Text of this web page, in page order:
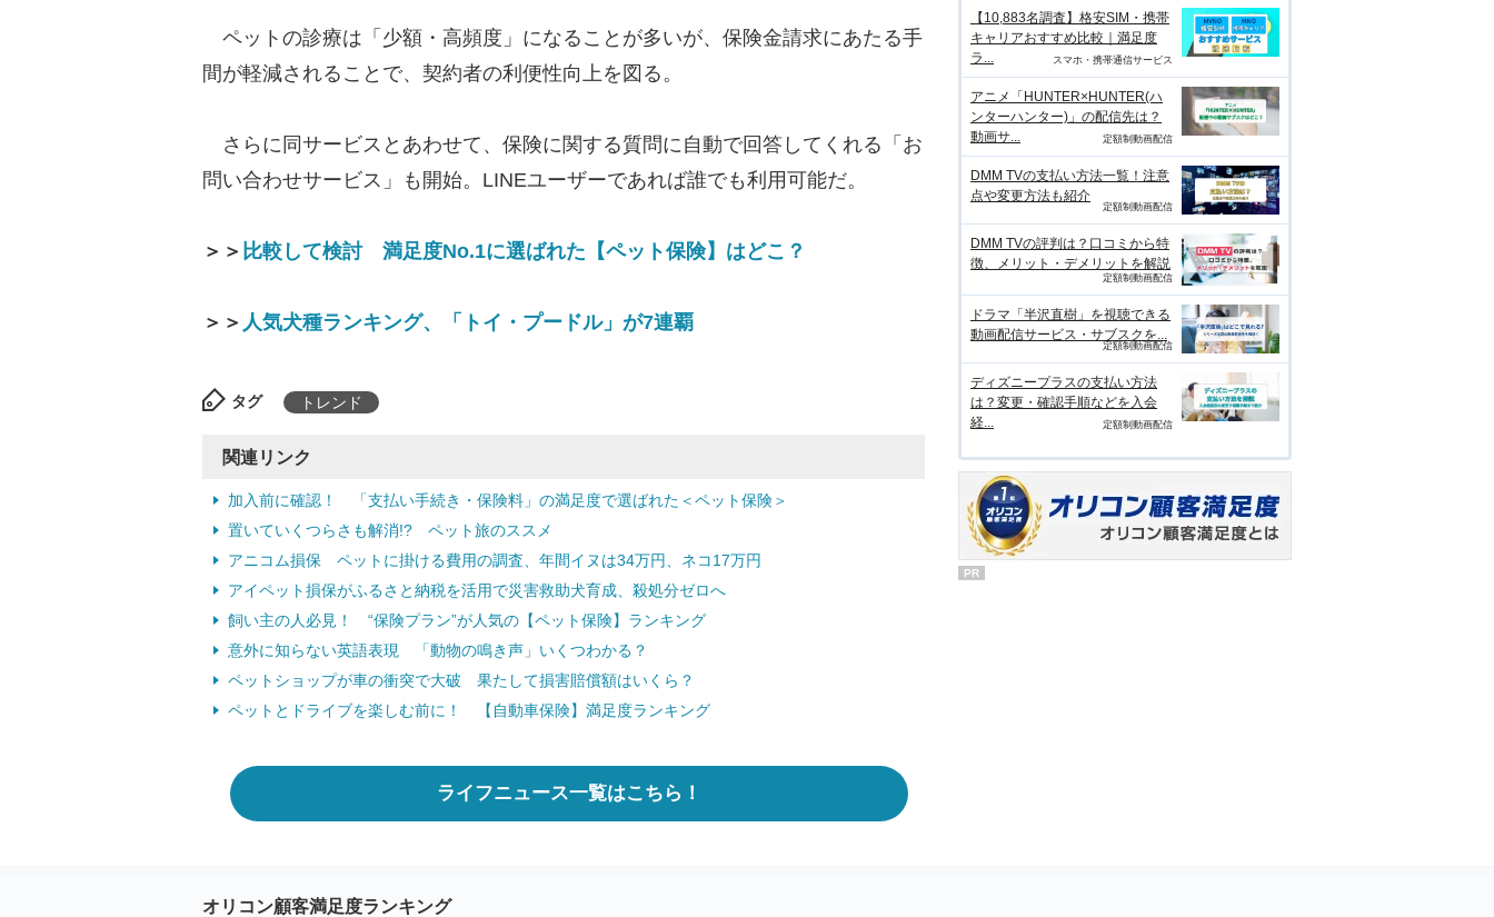
ペットの診療は「少額・高頻度」になることが多いが、保険金請求にあたる手
間が軽減されることで、契約者の利便性向上を図る。
さらに同サービスとあわせて、保険に関する質問に自動で回答してくれる「お
問い合わせサービス」も開始。LINEユーザーであれば誰でも利用可能だ。
＞＞ 比較して検討 満足度No.1に選ばれた【ペット保険】はどこ？
＞＞ 人気犬種ランキング、「トイ・プードル」が7連覇
タグ トレンド
関連リンク
加入前に確認！ 「支払い手続き・保険料」の満足度で選ばれた＜ペット保険＞
置いていくつらさも解消!? ペット旅のススメ
アニコム損保 ペットに掛ける費用の調査、年間イヌは34万円、ネコ17万円
アイペット損保がふるさと納税を活用で災害救助犬育成、殺処分ゼロへ
飼い主の人必見！ “保険プラン”が人気の【ペット保険】ランキング
意外に知らない英語表現 「動物の鳴き声」いくつわかる？
ペットショップが車の衝突で大破 果たして損害賠償額はいくら？
ペットとドライブを楽しむ前に！ 【自動車保険】満足度ランキング
ライフニュース一覧はこちら！
【10,883名調査】格安SIM・携帯
キャリアおすすめ比較｜満足度
ラ...
スマホ・携帯通信サービス
アニメ「HUNTER×HUNTER(ハ
ンターハンター)」の配信先は？
動画サ...
定額制動画配信
DMM TVの支払い方法一覧！注意
点や変更方法も紹介
定額制動画配信
DMM TVの評判は？口コミから特
徴、メリット・デメリットを解説
定額制動画配信
ドラマ「半沢直樹」を視聴できる
動画配信サービス・サブスクを...
定額制動画配信
ディズニープラスの支払い方法
は？変更・確認手順などを入会
経...
定額制動画配信
PR
オリコン顧客満足度ランキング